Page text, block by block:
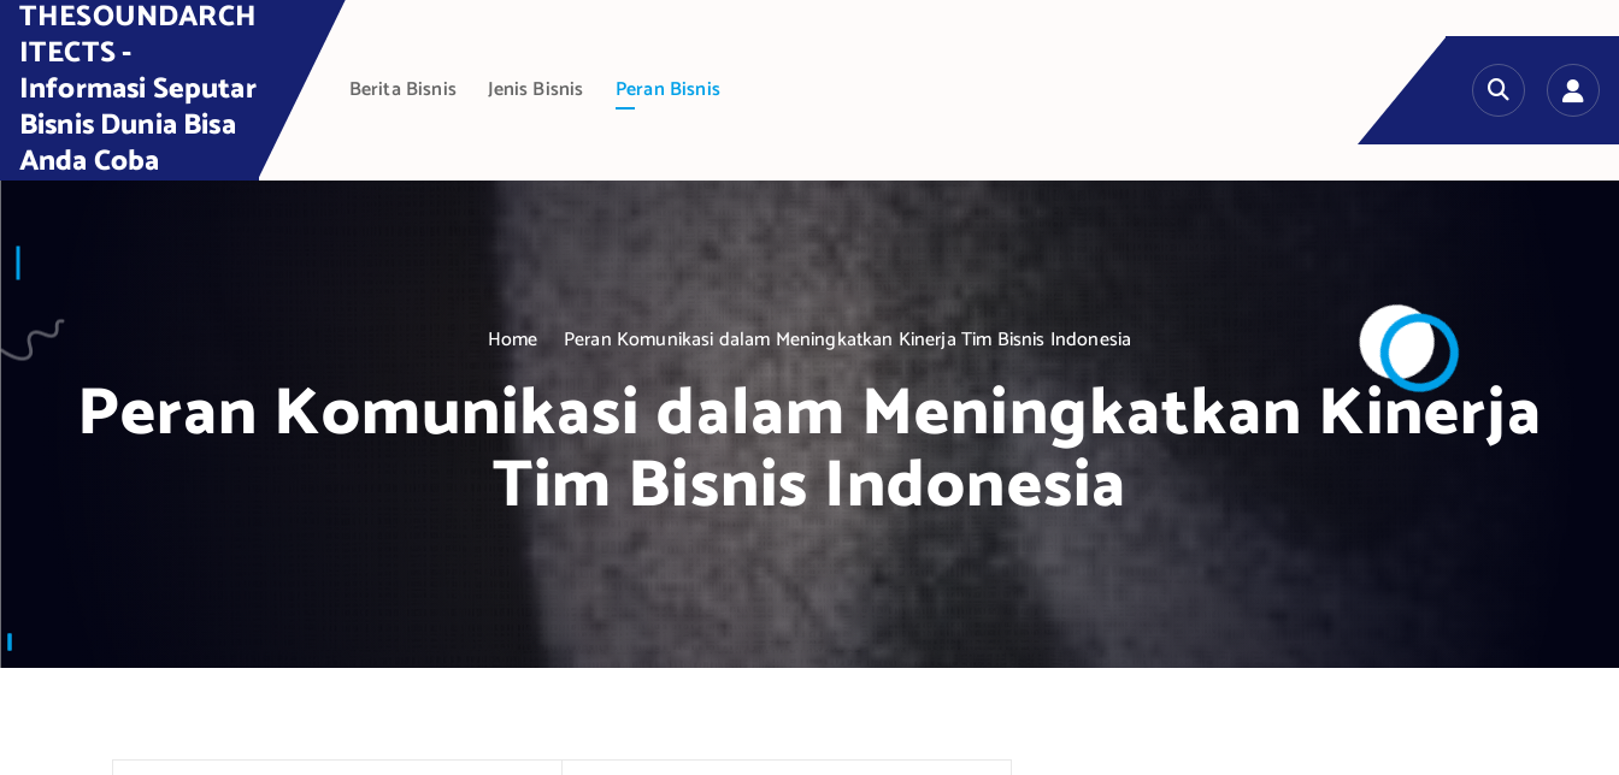
n
THESOUNDARCH
ITECTS -
Informasi Seputar
Bisnis Dunia Bisa
Anda Coba
Berita Bisnis Jenis Bisnis Peran Bisnis
Home Peran Komunikasi dalam Meningkatkan Kinerja Tim Bisnis Indonesia
Peran Komunikasi dalam Meningkatkan Kinerja
Tim Bisnis Indonesia